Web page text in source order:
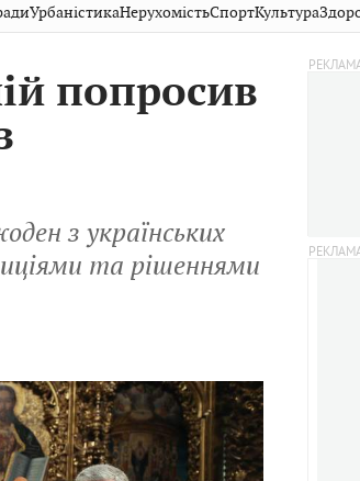
Публікації Авто
Кіно
Дім
УрбаністикаНерухомістьСпортКультура
попросив
з українських
та рішеннями